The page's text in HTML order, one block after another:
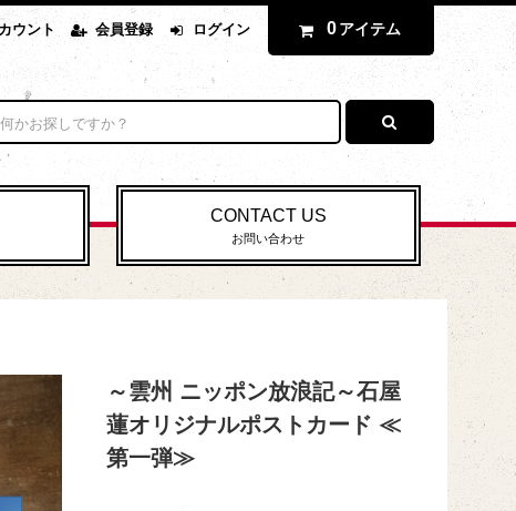
ウント 会員登録 ログイン 0 アイテム
CONTACT US
お問い合わせ
～雲州 ニッポン放浪記～石屋
蓮オリジナルポストカード ≪
第一弾≫